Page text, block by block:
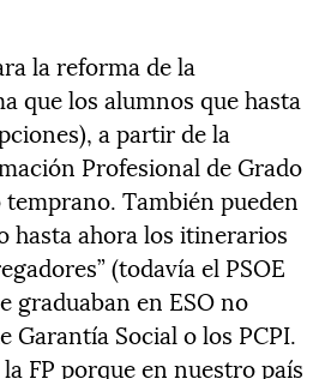
la reforma de la
que los alumnos que hasta
a partir de la
Profesional de Grado
También pueden
hasta ahora los itinerarios
(todavía el PSOE
graduaban en ESO no
Garantía Social o los PCPI.
FP porque en nuestro país